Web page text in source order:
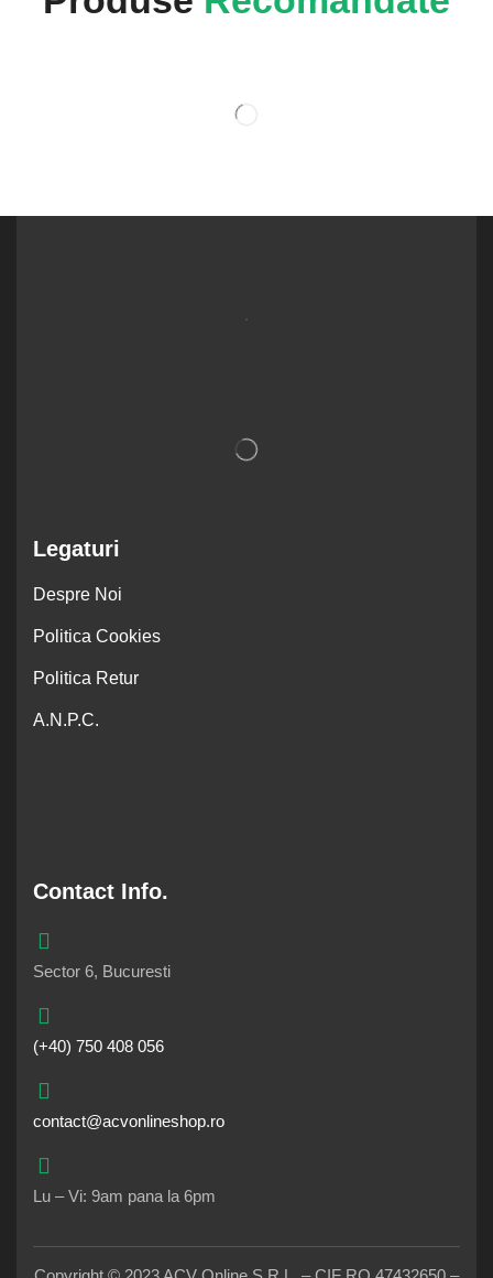
.
Legaturi
Despre Noi
Politica Cookies
Politica Retur
A.N.P.C.
Contact Info.
Sector 6, Bucuresti
(+40) 750 408 056
contact@acvonlineshop.ro
Lu – Vi: 9am pana la 6pm